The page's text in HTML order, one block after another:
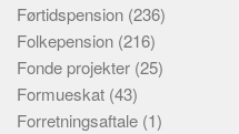
Førtidspension (236)
Folkepension (216)
Fonde projekter (25)
Formueskat (43)
Forretningsaftale (1)